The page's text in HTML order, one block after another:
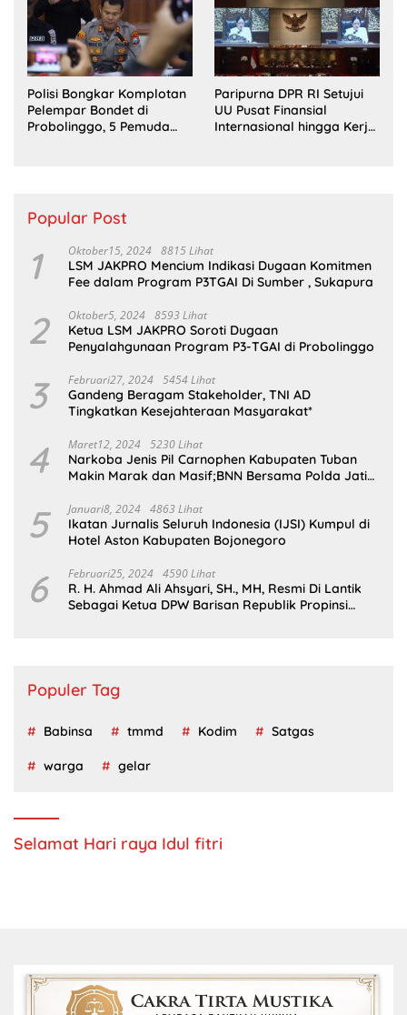
Polisi Bongkar Komplotan
Pelempar Bondet di
Probolinggo, 5 Pemuda
Paripurna DPR RI Setujui
UU Pusat Finansial
Internasional hingga Kerja
Popular Post
1 Oktober15, 2024 8815 Lihat
LSM JAKPRO Mencium Indikasi Dugaan Komitmen
Fee dalam Program P3TGAI Di Sumber , Sukapura
2 Oktober5, 2024 8593 Lihat
Ketua LSM JAKPRO Soroti Dugaan
Penyalahgunaan Program P3-TGAI di Probolinggo
3 Februari27, 2024 5454 Lihat
Gandeng Beragam Stakeholder, TNI AD
Tingkatkan Kesejahteraan Masyarakat*
4 Maret12, 2024 5230 Lihat
Narkoba Jenis Pil Carnophen Kabupaten Tuban
Makin Marak dan Masif;BNN Bersama Polda Jatim
5 Januari8, 2024 4863 Lihat
Ikatan Jurnalis Seluruh Indonesia (IJSI) Kumpul di
Hotel Aston Kabupaten Bojonegoro
6 Februari25, 2024 4590 Lihat
R. H. Ahmad Ali Ahsyari, SH., MH, Resmi Di Lantik
Sebagai Ketua DPW Barisan Republik Propinsi
Populer Tag
Babinsa tmmd Kodim Satgas
warga gelar
Selamat Hari raya Idul fitri